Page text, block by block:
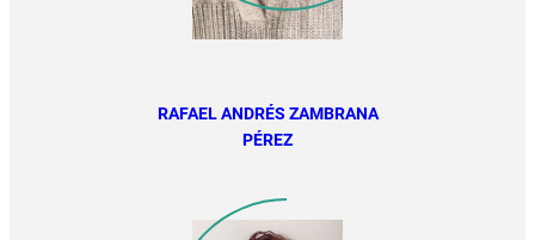
RAFAEL ANDRÉS ZAMBRANA
PÉREZ